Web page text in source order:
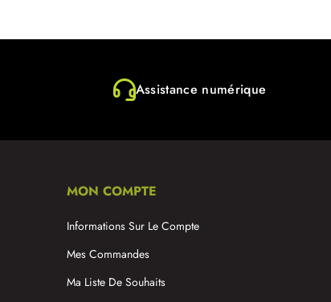
Assistance numérique
MON COMPTE
Informations Sur Le Compte
Mes Commandes
Ma Liste De Souhaits